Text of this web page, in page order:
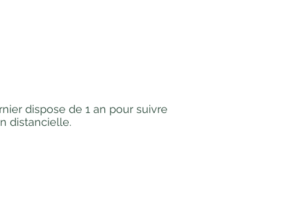
dispose de 1 an pour suivre
distancielle.